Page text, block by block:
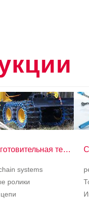
Лесозаготовительная техника
systems
ролики